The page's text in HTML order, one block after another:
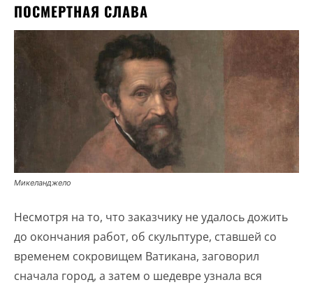
ПОСМЕРТНАЯ СЛАВА
Микеланджело
Несмотря на то, что заказчику не удалось дожить
до окончания работ, об скульптуре, ставшей со
временем сокровищем Ватикана, заговорил
сначала город, а затем о шедевре узнала вся